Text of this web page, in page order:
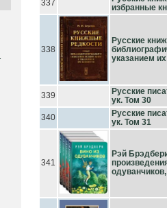
337
избранные
338
Русские
указанием
339
Русские
ук. Том 30
340
Русские
ук. Том 31
341
Рэй